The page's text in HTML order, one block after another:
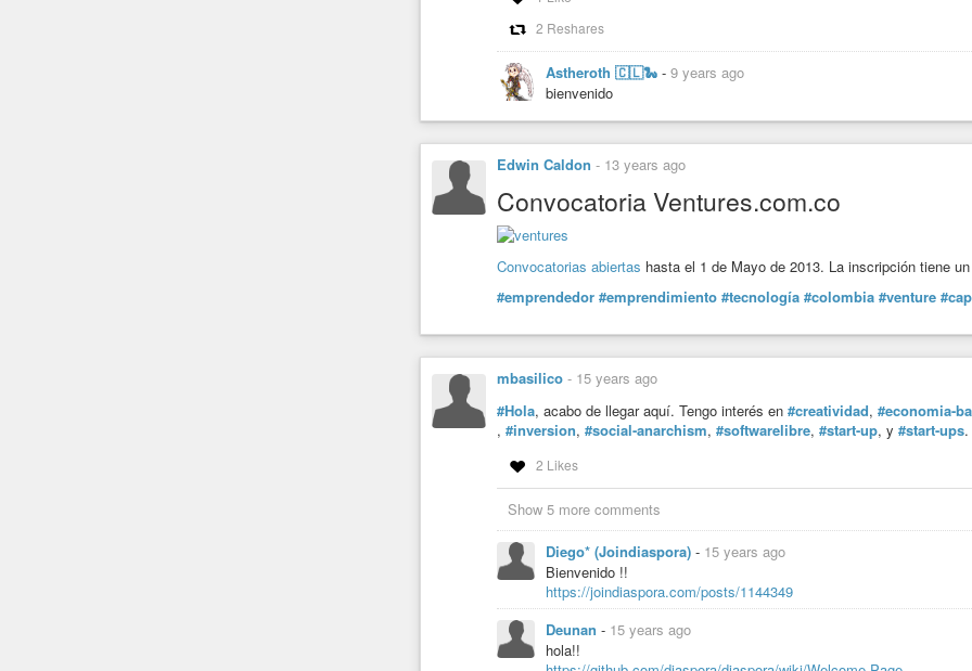
1 NEOLIBERALISMO #LaHoraDeLosHornos
2 Reshares
Astheroth 🇨🇱🐍 - 9 years ago
bienvenido
Edwin Caldon - 13 years ago
Convocatoria Ventures.com.co
Convocatorias abiertas hasta el 1 de Mayo de 2013. La inscripción tiene
#emprendedor #emprendimiento #tecnología #colombia #venture
mbasilico - 15 years ago
#Hola, acabo de llegar aquí. Tengo interés en #creatividad, #economia-
, #inversion, #social-anarchism, #softwarelibre, #start-up, y #start-ups.
2 Likes
Show 5 more comments
Diego* (Joindiaspora) - 15 years ago
Bienvenido !!
https://joindiaspora.com/posts/1144349
Deunan - 15 years ago
hola!!